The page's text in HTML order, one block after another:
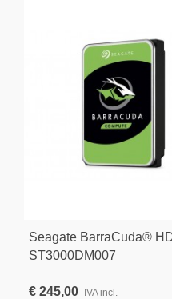
Seagate BarraCuda®
ST3000DM007
€ 245,00 IVA incl.